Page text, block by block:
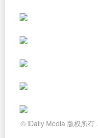
© iDaily Media 版权所有